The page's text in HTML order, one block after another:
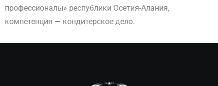
профессионалы» республики Осетия-Алания,
компетенция — кондитерское дело.